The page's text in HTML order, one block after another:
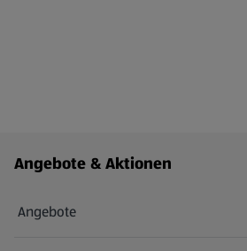
Fußzeilenmenü - weitere Links
Angebote & Aktionen
Angebote